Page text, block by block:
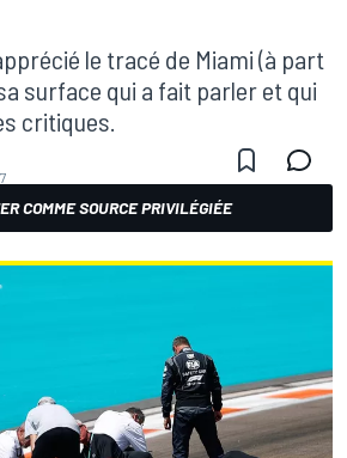
le tracé de Miami (à part
surface qui a fait parler et qui
critiques.
COMME SOURCE PRIVILÉGIÉE